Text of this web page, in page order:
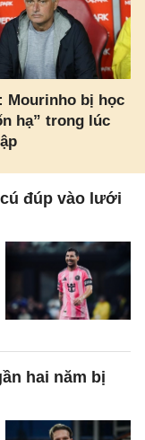
Mourinho bị học
hạ” trong lúc
đúp vào lưới
hai năm bị